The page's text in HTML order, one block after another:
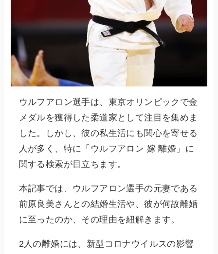
ウルフアロン選手は、東京オリンピックで金
メダルを獲得した柔道家として注目を集めま
した。しかし、彼の私生活にも関心を寄せる
人が多く、特に「ウルフアロン 嫁 離婚」に
関する検索が目立ちます。
本記事では、ウルフアロン選手の元妻である
前原良美さんとの結婚生活や、彼が何故離婚
に至ったのか、その理由を紐解きます。
2人の離婚には、新型コロナウイルスの影響